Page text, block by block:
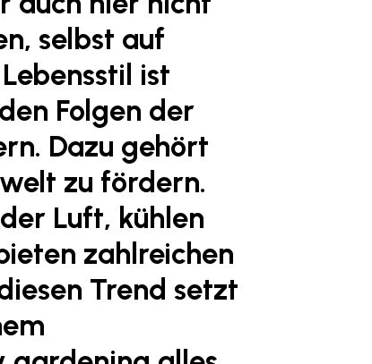
selbst auf
ist
Folgen der
Dazu gehört
zu fördern.
Luft, kühlen
zahlreichen
Trend setzt